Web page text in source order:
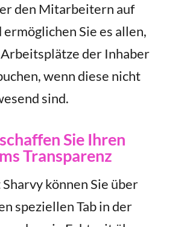
den Mitarbeitern auf
ermöglichen Sie es allen,
der Inhaber
wenn diese nicht
sind.
Sie Ihren
Transparenz
können Sie über
speziellen Tab in der